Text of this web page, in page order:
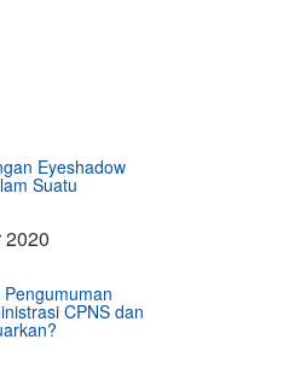
Eyeshadow
Suatu
2020
CPNS dan